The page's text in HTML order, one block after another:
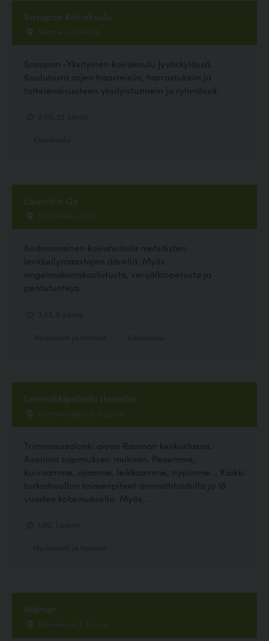
Sasupan Koirakoulu
Soratie , Jyväskylä
Sasupan -Yksityinen koirakoulu Jyväskylässä.
Koulutusta arjen haasteisiin, harrastuksiin ja
tottelevaisuuteen yksityistunnein ja ryhmässä.
Laumala Oy
Läyliäinen, Loppi
Kodinomainen koirahoitola metsäisten
lenkkeilymaastojen äärellä. Myös
ongelmakoirakoulutusta, verijälkiopetusta ja
pentutunteja.
Lemmikkipalvelu Ilonaihe
Nortamonkatu 11, Rauma
Trimmaussalonki aivan Rauman keskustassa.
Avoinna sopimuksen mukaan. Pesemme,
kuivaamme, ajamme, leikkaamme, nypimme... Kaikki
turkinhuollon toimenpiteet ammattitaidolla ja 18
vuoden kokemuksella. Myös...
Ridmer
Asemakuja 2, Espoo